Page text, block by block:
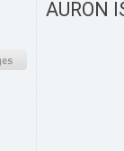
AURON